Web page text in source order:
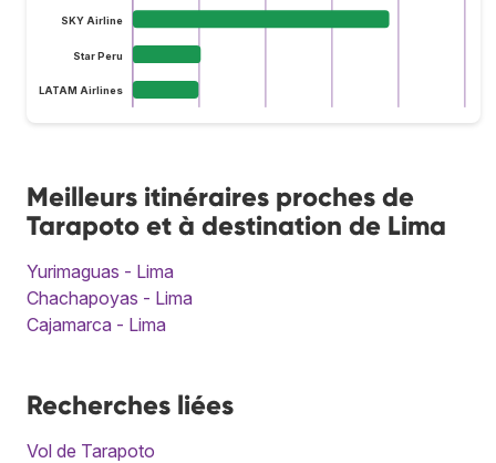
SKY Airline
Star Peru
LATAM Airlines
Meilleurs itinéraires proches de
Tarapoto et à destination de Lima
Yurimaguas - Lima
Chachapoyas - Lima
Cajamarca - Lima
Recherches liées
Vol de Tarapoto